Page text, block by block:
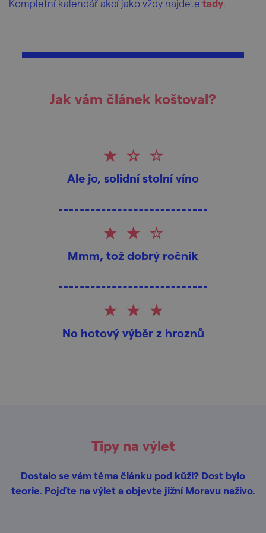
Kompletní kalendář akcí jako vždy najdete tady.
Jak vám článek koštoval?
Ale jo, solidní stolní víno
Mmm, tož dobrý ročník
No hotový výběr z hroznů
Tipy na výlet
Dostalo se vám téma článku pod kůži? Dost bylo
teorie. Pojďte na výlet a objevte jižní Moravu naživo.